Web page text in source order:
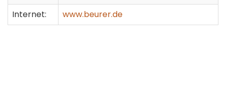
Internet: www.beurer.de